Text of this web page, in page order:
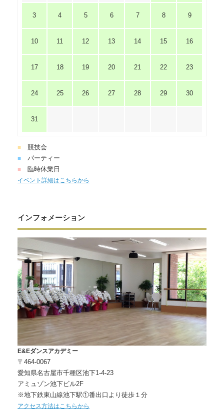
3 4 5 6 7 8 9
10 11 12 13 14 15 16
17 18 19 20 21 22 23
24 25 26 27 28 29 30
31
■ 競技会
■ パーティー
■ 臨時休業日
イベント詳細はこちらから
インフォメーション
E&Eダンスアカデミー
〒464-0067
愛知県名古屋市千種区池下1-4-23
アミュゾン池下ビル2F
※地下鉄東山線池下駅①番出口より徒歩１分
アクセス方法はこちらから